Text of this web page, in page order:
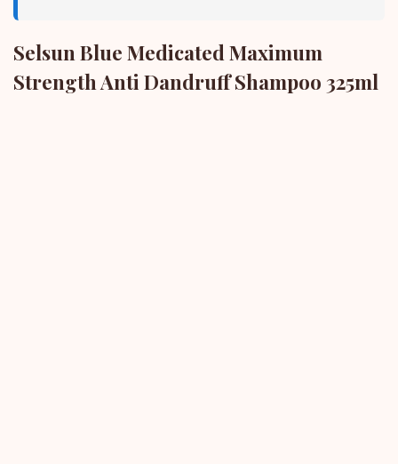
Selsun Blue Medicated Maximum
Strength Anti Dandruff Shampoo 325ml